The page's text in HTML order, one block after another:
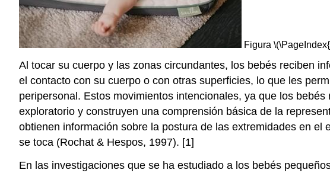
Figura
Al tocar su cuerpo y las zonas circundantes, los bebés reciben
el contacto con su cuerpo o con otras superficies, lo que les
peripersonal. Estos movimientos intencionales, ya que los
exploratorio y construyen una comprensión básica de la
obtienen información sobre la postura de las extremidades en
se toca (Rochat & Hespos, 1997). [1]
En las investigaciones que se ha estudiado a los bebés